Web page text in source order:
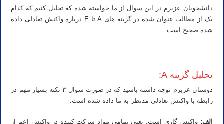
دانشجویان عزیزم در این سوال از ما خواسته شده که تحلیل کنیم که کدام
یک از مطالب عنوان شده در گزینه های A تا E درباره واکنش تعادلی داده
شده صحیح است.
تحلیل گزینه A:
دوستان عزیزم توجه داشته باشید که در صورت سوال ۳ نکته بسیار مهم در
رابطه با واکنش تعادلی مدنظر به ما داده شده است.
الف: واکنش گازی است. یعنی تمامی مواد شرکت کننده در واکنش اعم از